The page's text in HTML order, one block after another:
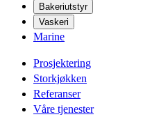
Bakeriutstyr
Vaskeri
Marine
Prosjektering
Storkjøkken
Referanser
Våre tjenester